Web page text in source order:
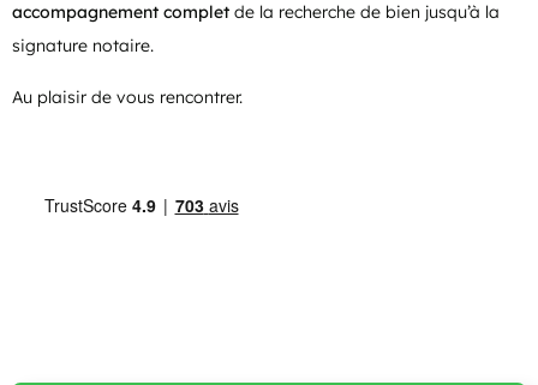
accompagnement complet de la recherche de bien jusqu’à la
signature notaire.
Au plaisir de vous rencontrer.